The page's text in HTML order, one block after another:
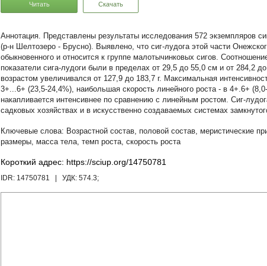
Читать Скачать
Представлены результаты исследования 572 экземпляров
(р-н Шелтозеро - Брусно). Выявлено, что сиг-лудога этой части
обыкновенного и относится к группе малотычинковых сигов.
показатели сига-лудоги были в пределах от 29,5 до 55,0 см и от 284,2
возрастом увеличивался от 127,9 до 183,7 г. Максимальная
3+...6+ (23,5-24,4%), наибольшая скорость линейного роста - в 4+.6+
накапливается интенсивнее по сравнению с линейным ростом. Сиг-
садковых хозяйствах и в искусственно создаваемых системах
Возрастной состав, половой состав, меристические
размеры, масса тела, темп роста, скорость роста
Короткий адрес: https://sciup.org/14750781
IDR: 14750781 | УДК: 574.3;